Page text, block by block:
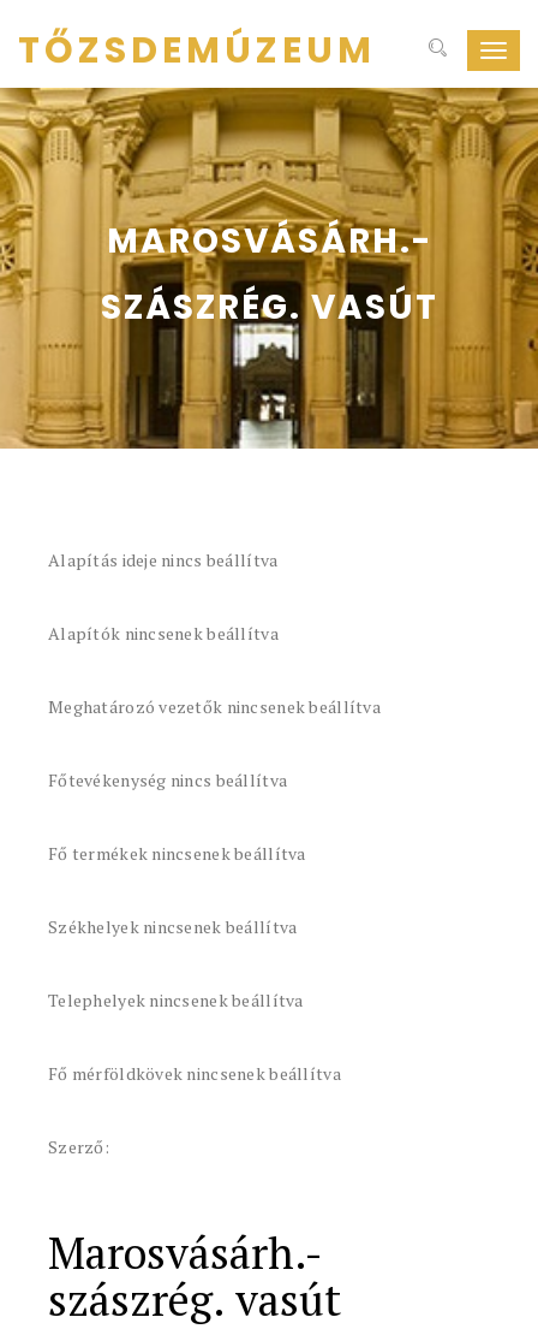
ki-
be
TŐZSDEMÚZEUM
MAROSVÁSÁRH.-
SZÁSZRÉG. VASÚT
Alapítás ideje nincs beállítva
Alapítók nincsenek beállítva
Meghatározó vezetők nincsenek beállítva
Főtevékenység nincs beállítva
Fő termékek nincsenek beállítva
Székhelyek nincsenek beállítva
Telephelyek nincsenek beállítva
Fő mérföldkövek nincsenek beállítva
Szerző:
Marosvásárh.-
szászrég. vasút